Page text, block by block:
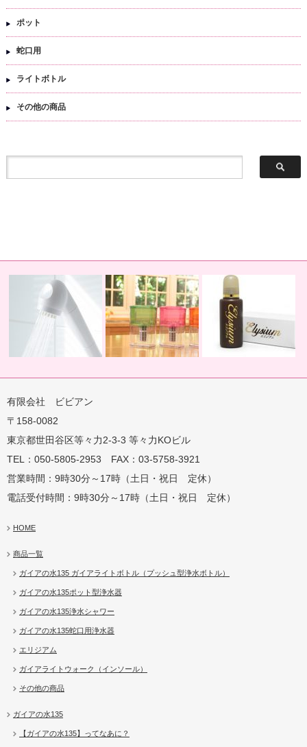
ポット
蛇口用
ライトボトル
その他の商品
用地球の恵みを シャワー
有限会社 ビビアン
〒158-0082
東京都世田谷区等々力2-3-3 等々力KOビル
TEL：050-5805-2953 FAX：03-5758-3921
営業時間：9時30分～17時（土日・祝日 定休）
電話受付時間：9時30分～17時（土日・祝日 定休）
HOME
商品一覧
ガイアの水135 ガイアライトボトル（プッシュ型浄水ボトル）
ガイアの水135ポット型浄水器
ガイアの水135浄水シャワー
ガイアの水135蛇口用浄水器
エリジアム
ガイアライトウォーク（インソール）
その他の商品
ガイアの水135
【ガイアの水135】ってなあに？